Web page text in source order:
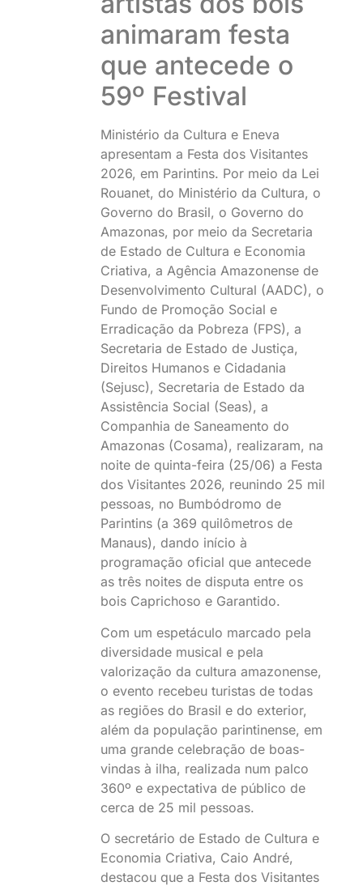
animaram festa
que antecede o
59º Festival
Ministério da Cultura e Eneva
apresentam a Festa dos Visitantes
2026, em Parintins. Por meio da Lei
Rouanet, do Ministério da Cultura, o
Governo do Brasil, o Governo do
Amazonas, por meio da Secretaria
de Estado de Cultura e Economia
Criativa, a Agência Amazonense de
Desenvolvimento Cultural (AADC), o
Fundo de Promoção Social e
Erradicação da Pobreza (FPS), a
Secretaria de Estado de Justiça,
Direitos Humanos e Cidadania
(Sejusc), Secretaria de Estado da
Assistência Social (Seas), a
Companhia de Saneamento do
Amazonas (Cosama), realizaram, na
noite de quinta-feira (25/06) a Festa
dos Visitantes 2026, reunindo 25 mil
pessoas, no Bumbódromo de
Parintins (a 369 quilômetros de
Manaus), dando início à
programação oficial que antecede
as três noites de disputa entre os
bois Caprichoso e Garantido.
Com um espetáculo marcado pela
diversidade musical e pela
valorização da cultura amazonense,
o evento recebeu turistas de todas
as regiões do Brasil e do exterior,
além da população parintinense, em
uma grande celebração de boas-
vindas à ilha, realizada num palco
360º e expectativa de público de
cerca de 25 mil pessoas.
O secretário de Estado de Cultura e
Economia Criativa, Caio André,
destacou que a Festa dos Visitantes